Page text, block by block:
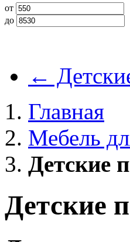
от
до
←
Главная
Мебель
Детские
Детские